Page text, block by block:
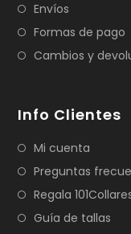
Envíos
Formas de pago
Cambios y
Info Clientes
Mi cuenta
Preguntas
Regala
Guía de tallas